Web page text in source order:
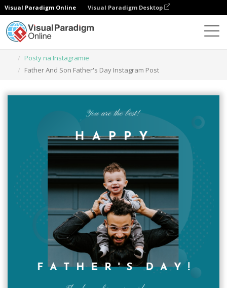
Visual Paradigm Online Visual Paradigm Desktop
Posty na Instagramie
Father And Son Father's Day Instagram Post